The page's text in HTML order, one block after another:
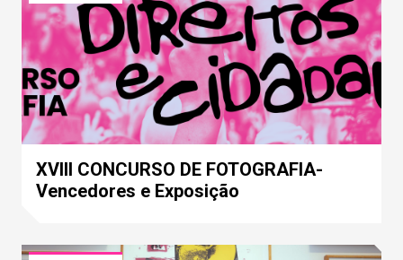
XVIII CONCURSO DE FOTOGRAFIA-
Vencedores e Exposição